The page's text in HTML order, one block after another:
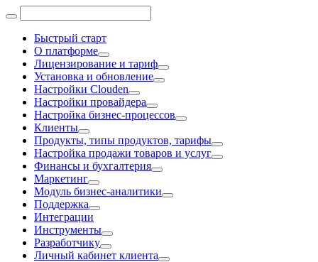
Быстрый старт
О платформе
Лицензирование и тариф
Установка и обновление
Настройки Clouden
Настройки провайдера
Настройка бизнес-процессов
Клиенты
Продукты, типы продуктов, тарифы
Настройка продажи товаров и услуг
Финансы и бухгалтерия
Маркетинг
Модуль бизнес-аналитики
Поддержка
Интеграции
Инструменты
Разработчику
Личный кабинет клиента